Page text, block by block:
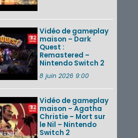
VOIR PLUS DE NEWS
Vidéo de gameplay
maison – Dark
Quest :
Remastered –
Nintendo Switch 2
8 juin 2026 9:00
Vidéo de gameplay
maison – Agatha
Christie – Mort sur
le Nil – Nintendo
Switch 2